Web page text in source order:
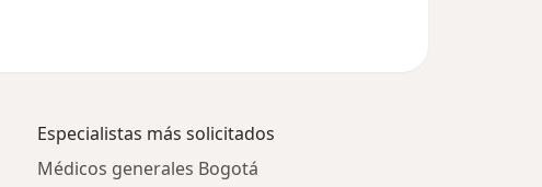
Especialistas más solicitados
Médicos generales Bogotá